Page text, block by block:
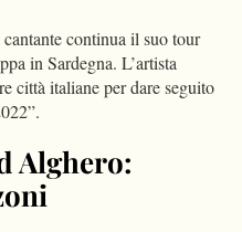
cantante continua il suo tour
in Sardegna. L’artista
città italiane per dare seguito
Alghero: